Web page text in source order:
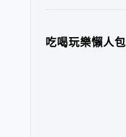
吃喝玩樂懶人包